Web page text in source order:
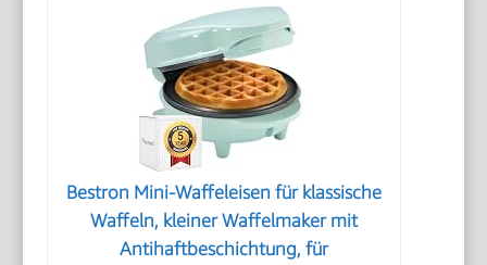
Bestron Mini-Waffeleisen für klassische
Waffeln, kleiner Waffelmaker mit
Antihaftbeschichtung, für